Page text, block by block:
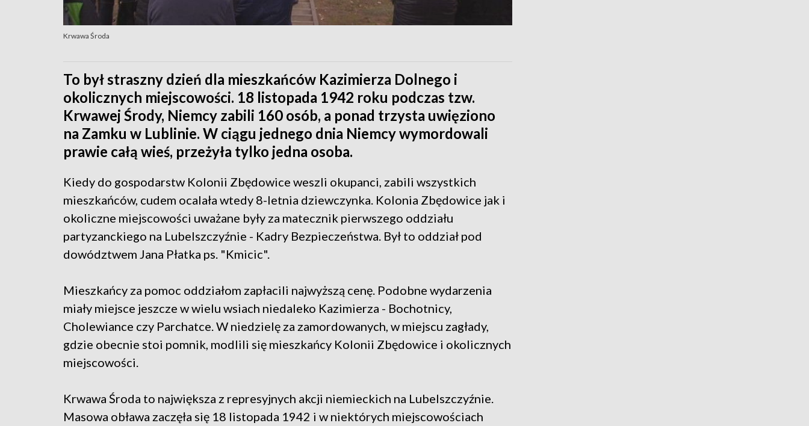
Krwawa Środa
To był straszny dzień dla mieszkańców Kazimierza Dolnego i
okolicznych miejscowości. 18 listopada 1942 roku podczas tzw.
Krwawej Środy, Niemcy zabili 160 osób, a ponad trzysta uwięziono
na Zamku w Lublinie. W ciągu jednego dnia Niemcy wymordowali
prawie całą wieś, przeżyła tylko jedna osoba.
Kiedy do gospodarstw Kolonii Zbędowice weszli okupanci, zabili wszystkich
mieszkańców, cudem ocalała wtedy 8-letnia dziewczynka. Kolonia Zbędowice jak i
okoliczne miejscowości uważane były za matecznik pierwszego oddziału
partyzanckiego na Lubelszczyźnie - Kadry Bezpieczeństwa. Był to oddział pod
dowództwem Jana Płatka ps. "Kmicic".
Mieszkańcy za pomoc oddziałom zapłacili najwyższą cenę. Podobne wydarzenia
miały miejsce jeszcze w wielu wsiach niedaleko Kazimierza - Bochotnicy,
Cholewiance czy Parchatce. W niedzielę za zamordowanych, w miejscu zagłady,
gdzie obecnie stoi pomnik, modlili się mieszkańcy Kolonii Zbędowice i okolicznych
miejscowości.
Krwawa Środa to największa z represyjnych akcji niemieckich na Lubelszczyźnie.
Masowa obława zaczęła się 18 listopada 1942 i w niektórych miejscowościach